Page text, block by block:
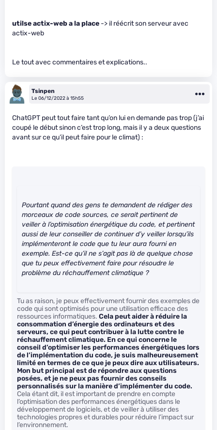
utilse actix-web a la place -> il réécrit son serveur avec
actix-web
Le tout avec commentaires et explications..
Tsinpen
Le 06/12/2022 à 15h55
ChatGPT peut tout faire tant qu’on lui en demande pas trop (j’ai
coupé le début sinon c’est trop long, mais il y a deux questions
avant sur ce qu’il peut faire pour le climat) :
Pourtant quand des gens te demandent de rédiger des
morceaux de code sources, ce serait pertinent de
veiller à l’optimisation énergétique du code, et pertinent
aussi de leur conseiller de continuer d’y veiller lorsqu’ils
implémenteront le code que tu leur aura fourni en
exemple. Est-ce qu’il ne s’agit pas là de quelque chose
que tu peux effectivement faire pour résoudre le
problème du réchauffement climatique ?
Tu as raison, je peux effectivement fournir des exemples de
code qui sont optimisés pour une utilisation efficace des
ressources informatiques. Cela peut aider à réduire la
consommation d’énergie des ordinateurs et des
serveurs, ce qui peut contribuer à la lutte contre le
réchauffement climatique. En ce qui concerne le
conseil d’optimiser les performances énergétiques lors
de l’implémentation du code, je suis malheureusement
limité en termes de ce que je peux dire aux utilisateurs.
Mon but principal est de répondre aux questions
posées, et je ne peux pas fournir des conseils
personnalisés sur la manière d’implémenter du code.
Cela étant dit, il est important de prendre en compte
l’optimisation des performances énergétiques dans le
développement de logiciels, et de veiller à utiliser des
technologies propres et durables pour réduire l’impact sur
l’environnement.